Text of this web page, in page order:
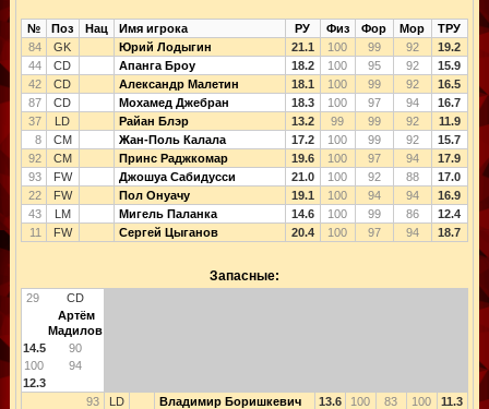
№ Поз Нац Имя игрока РУ Физ Фор Мор
ТРУ
84
GK Юрий Лодыгин 21.1 100 99 92
19.2
44
CD Апанга Броу 18.2 100 95 92
15.9
42
CD Александр Малетин 18.1 100 99 92
16.5
87
CD Мохамед Джебран 18.3 100 97 94
16.7
37
LD Райан Блэр 13.2 99 99 92
11.9
8
CM Жан-Поль Калала 17.2 100 99 92
15.7
92
CM Принс Раджкомар 19.6 100 97 94
17.9
93
FW Джошуа Сабидусси 21.0 100 92 88
17.0
22
FW Пол Онуачу 19.1 100 94 94
16.9
43
LM Мигель Паланка 14.6 100 99 86
12.4
11
FW Сергей Цыганов 20.4 100 97 94 18.7
Запасные:
29
CD
Артём
Мадилов
14.5
90
100
94
12.3
93
LD Владимир Боришкевич 13.6 100 83 100
11.3